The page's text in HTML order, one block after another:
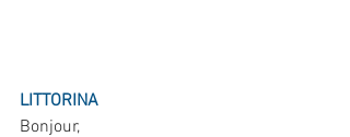
LITTORINA
Bonjour,